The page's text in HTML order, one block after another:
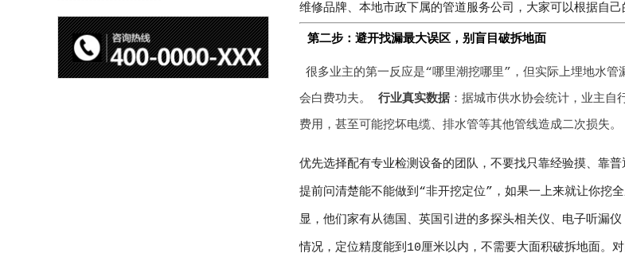
程类项目报价
6，工程类检测收费
标准详解
维修品牌、本地市政下属的管道服务公司，大家可以根据自己
第二步：避开找漏最大误区，别盲目破拆地面
很多业主的第一反应是“哪里潮挖哪里”，但实际上埋地水
会白费功夫。 行业真实数据 ：据城市供水协会统计，业主
费用，甚至可能挖坏电缆、排水管等其他管线造成二次损失。
优先选择配有专业检测设备的团队，不要找只靠经验摸、靠普
提前问清楚能不能做到“非开挖定位”，如果一上来就让你挖
显，他们家有从德国、英国引进的多探头相关仪、电子听漏
情况，定位精度能到10厘米以内，不需要大面积破拆地面。